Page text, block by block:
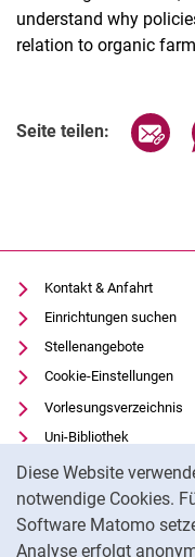
Diese Website
notwendige Cookies.
Software Matomo
Analyse erfolgt
understand why
relation to organic
Seite teilen:
Kontakt & Anfahrt
Einrichtungen suchen
Stellenangebote
Cookie-Einstellungen
Vorlesungsverzeichnis
Uni-Bibliothek
Moodle
Panopto
Datenschutz